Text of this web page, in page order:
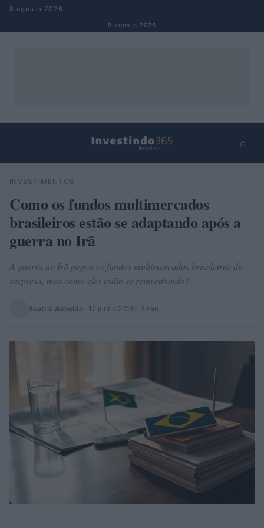
Pular para o conteúdo
8 agosto 2026
8 agosto 2026
⌕
Buscar
INVESTIMENTOS
Como os fundos multimercados
brasileiros estão se adaptando após a
guerra no Irã
A guerra no Irã pegou os fundos multimercados brasileiros de
surpresa, mas como eles estão se reinventando?
Beatriz Almeida · 12 junho 2026 · 3 min